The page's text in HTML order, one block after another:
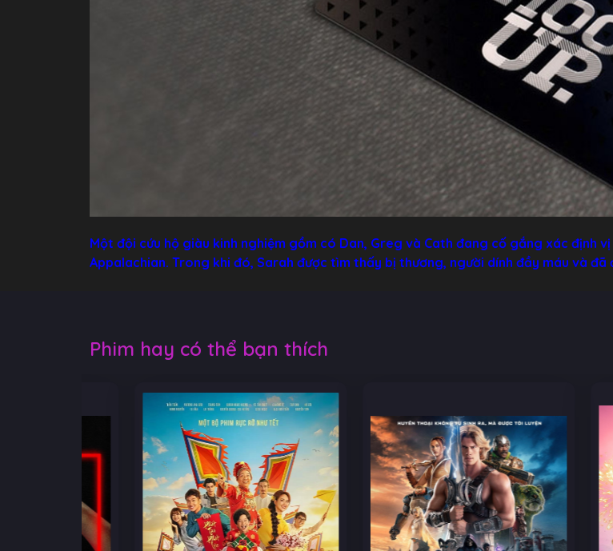
Một đội cứu hộ giàu kinh nghiệm gồm có Dan, Greg và Cath đang cố gắng xác định
Appalachian. Trong khi đó, Sarah được tìm thấy bị thương, người dính đầy máu và đã
Phim hay có thể bạn thích